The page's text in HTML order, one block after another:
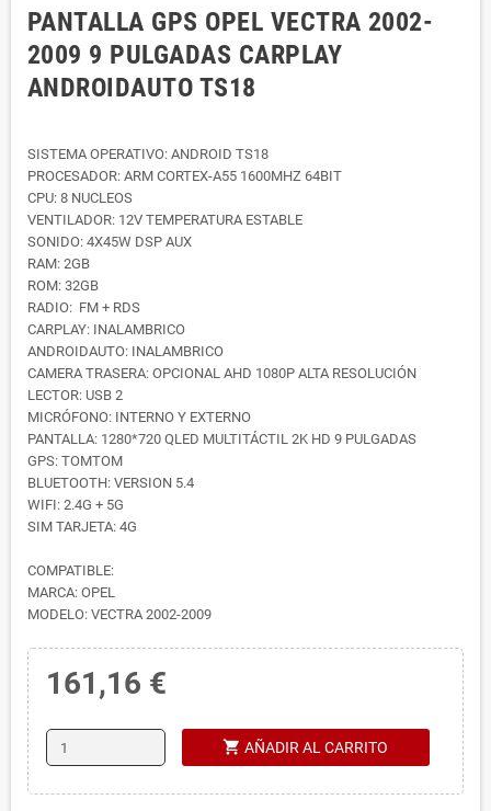
PANTALLA GPS OPEL VECTRA 2002-
2009 9 PULGADAS CARPLAY
ANDROIDAUTO TS18
SISTEMA OPERATIVO: ANDROID TS18
PROCESADOR: ARM CORTEX-A55 1600MHZ 64BIT
CPU: 8 NUCLEOS
VENTILADOR: 12V TEMPERATURA ESTABLE
SONIDO: 4X45W DSP AUX
RAM: 2GB
ROM: 32GB
RADIO: FM + RDS
CARPLAY: INALAMBRICO
ANDROIDAUTO: INALAMBRICO
CAMERA TRASERA: OPCIONAL AHD 1080P ALTA RESOLUCIÓN
LECTOR: USB 2
MICRÓFONO: INTERNO Y EXTERNO
PANTALLA: 1280*720 QLED MULTITÁCTIL 2K HD 9 PULGADAS
GPS: TOMTOM
BLUETOOTH: VERSION 5.4
WIFI: 2.4G + 5G
SIM TARJETA: 4G
COMPATIBLE:
MARCA: OPEL
MODELO: VECTRA 2002-2009
161,16 €
shopping_cart AÑADIR AL CARRITO